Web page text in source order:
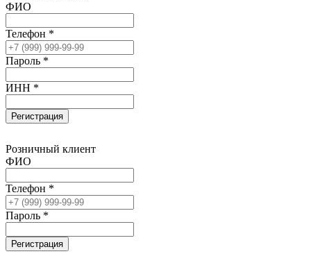
ФИО
Телефон *
Пароль *
ИНН *
Регистрация
Розничный клиент
ФИО
Телефон *
Пароль *
Регистрация